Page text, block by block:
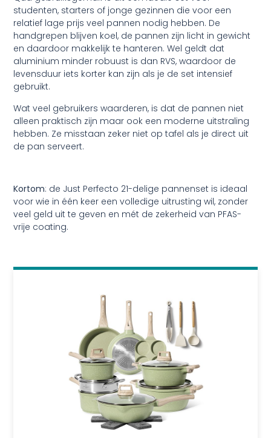
studenten, starters of jonge gezinnen die voor een
relatief lage prijs veel pannen nodig hebben. De
handgrepen blijven koel, de pannen zijn licht in gewicht
en daardoor makkelijk te hanteren. Wel geldt dat
aluminium minder robuust is dan RVS, waardoor de
levensduur iets korter kan zijn als je de set intensief
gebruikt.
Wat veel gebruikers waarderen, is dat de pannen niet
alleen praktisch zijn maar ook een moderne uitstraling
hebben. Ze misstaan zeker niet op tafel als je direct uit
de pan serveert.
Kortom: de Just Perfecto 21-delige pannenset is ideaal
voor wie in één keer een volledige uitrusting wil, zonder
veel geld uit te geven en mét de zekerheid van PFAS-
vrije coating.